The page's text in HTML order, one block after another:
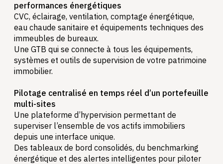
performances énergétiques
CVC, éclairage, ventilation, comptage énergétique,
eau chaude sanitaire et équipements techniques des
immeubles de bureaux.
Une GTB qui se connecte à tous les équipements,
systèmes et outils de supervision de votre patrimoine
immobilier.
Pilotage centralisé en temps réel d’un portefeuille
multi-sites
Une plateforme d’hypervision permettant de
superviser l’ensemble de vos actifs immobiliers
depuis une interface unique.
Des tableaux de bord consolidés, du benchmarking
énergétique et des alertes intelligentes pour piloter